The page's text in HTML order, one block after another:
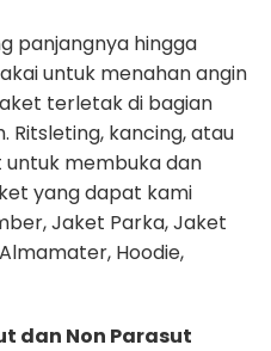
panjangnya hingga
untuk menahan angin
terletak di bagian
Ritsleting, kancing, atau
untuk membuka dan
yang dapat kami
Jaket Parka, Jaket
Hoodie,
dan Non Parasut